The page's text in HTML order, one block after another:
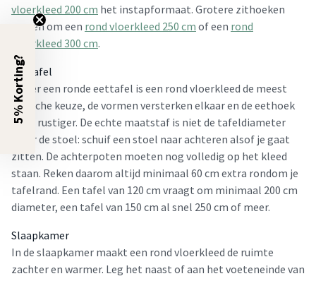
vloerkleed 200 cm het instapformaat. Grotere zithoeken
vragen om een rond vloerkleed 250 cm of een rond
vloerkleed 300 cm.
Eettafel
Onder een ronde eettafel is een rond vloerkleed de meest
logische keuze, de vormen versterken elkaar en de eethoek
oogt rustiger. De echte maatstaf is niet de tafeldiameter
maar de stoel: schuif een stoel naar achteren alsof je gaat
zitten. De achterpoten moeten nog volledig op het kleed
staan. Reken daarom altijd minimaal 60 cm extra rondom je
tafelrand. Een tafel van 120 cm vraagt om minimaal 200 cm
diameter, een tafel van 150 cm al snel 250 cm of meer.
Slaapkamer
In de slaapkamer maakt een rond vloerkleed de ruimte
zachter en warmer. Leg het naast of aan het voeteneinde van
5% Korting?